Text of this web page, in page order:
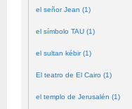
el señor Jean (1)
el símbolo TAU (1)
el sultan kébir (1)
El teatro de El Cairo (1)
el templo de Jerusalén (1)